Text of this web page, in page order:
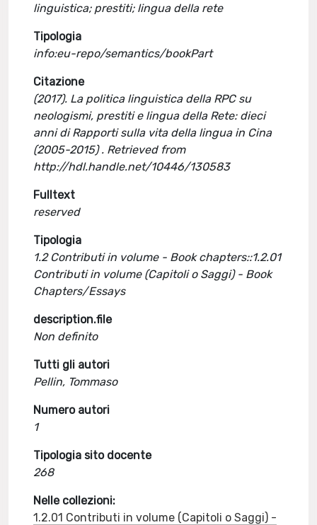
linguistica; prestiti; lingua della rete
Tipologia
info:eu-repo/semantics/bookPart
Citazione
(2017). La politica linguistica della RPC su
neologismi, prestiti e lingua della Rete: dieci
anni di Rapporti sulla vita della lingua in Cina
(2005-2015) . Retrieved from
http://hdl.handle.net/10446/130583
Fulltext
reserved
Tipologia
1.2 Contributi in volume - Book chapters::1.2.01
Contributi in volume (Capitoli o Saggi) - Book
Chapters/Essays
description.file
Non definito
Tutti gli autori
Pellin, Tommaso
Numero autori
1
Tipologia sito docente
268
Nelle collezioni:
1.2.01 Contributi in volume (Capitoli o Saggi) -